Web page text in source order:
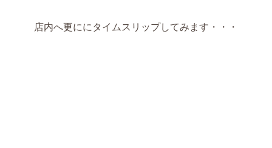
店内へ更ににタイムスリップしてみます・・・